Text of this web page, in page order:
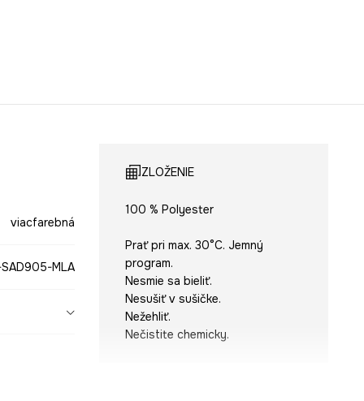
viacfarebná
MLA
ZLOŽENIE
100 % Polyester
Prať pri max. 30°C. Jemný
program.
Nesmie sa bieliť.
Nesušiť v sušičke.
Nežehliť.
Nečistite chemicky.